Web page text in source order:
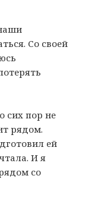
Со своей
сих пор не
рядом.
ей
И я
со